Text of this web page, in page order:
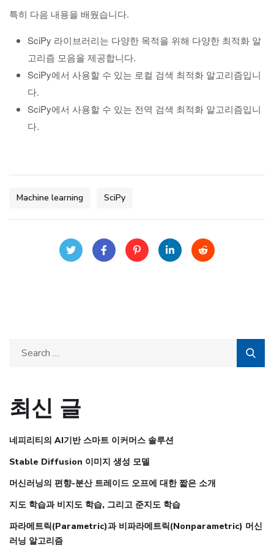
특히 다음 내용을 배웠습니다.
SciPy 라이브러리는 다양한 목적을 위해 다양한 최적화 알
고리즘 모음을 제공합니다.
SciPy에서 사용할 수 있는 로컬 검색 최적화 알고리즘입니
다.
SciPy에서 사용할 수 있는 전역 검색 최적화 알고리즘입니
다.
Machine learning SciPy
최신 글
네피리티의 AI기반 스마트 이커머스 솔루션
Stable Diffusion 이미지 생성 모델
머신러닝의 편향-분산 트레이드 오프에 대한 짧은 소개
지도 학습과 비지도 학습, 그리고 준지도 학습
파라메트릭(Parametric)과 비파라메트릭(Nonparametric) 머신
러닝 알고리즘